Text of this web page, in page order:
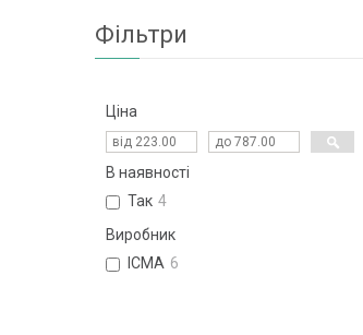
Фільтри
Ціна
В наявності
Так 4
Виробник
ICMA 6